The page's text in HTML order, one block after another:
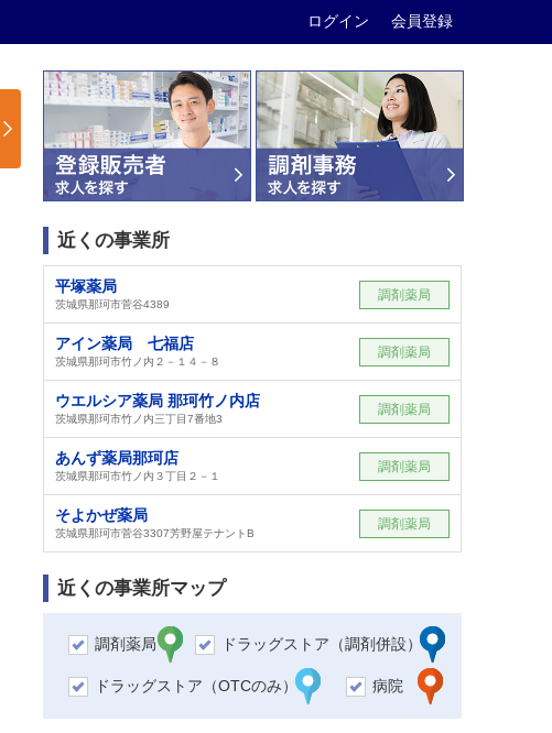
ログイン 会員登録
近くの事業所
平塚薬局
茨城県那珂市菅谷4389
調剤薬局
アイン薬局 七福店
茨城県那珂市竹ノ内２－１４－８
調剤薬局
ウエルシア薬局 那珂竹ノ内店
茨城県那珂市竹ノ内三丁目7番地3
調剤薬局
あんず薬局那珂店
茨城県那珂市竹ノ内３丁目２－１
調剤薬局
そよかぜ薬局
茨城県那珂市菅谷3307芳野屋テナントB
調剤薬局
近くの事業所マップ
調剤薬局 ドラッグストア（調剤併設）
ドラッグストア（OTCのみ） 病院